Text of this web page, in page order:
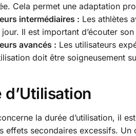
Cela permet une adaptation
intermédiaires : Les athlètes
Il est important d’écouter
avancés : Les utilisateurs
doit être soigneusement
d’Utilisation
la durée d’utilisation, il
effets secondaires excessifs.